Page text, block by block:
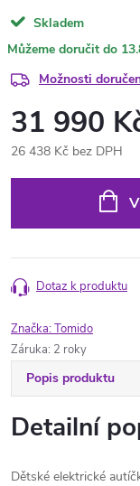
Skladem
Možnosti
31 990
26 438 Kč bez DPH
Dotaz k produktu
Značka:Tomido
Záruka: 2 roky
Popis produktu
Detailní
Dětské elektrické